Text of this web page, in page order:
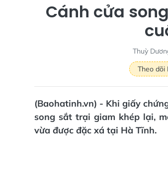
Cánh cửa
Thuỳ
Theo dõi
(Baohatinh.vn) - Khi giấy
song sắt trại giam khép lại,
vừa được đặc xá tại Hà Tĩnh.